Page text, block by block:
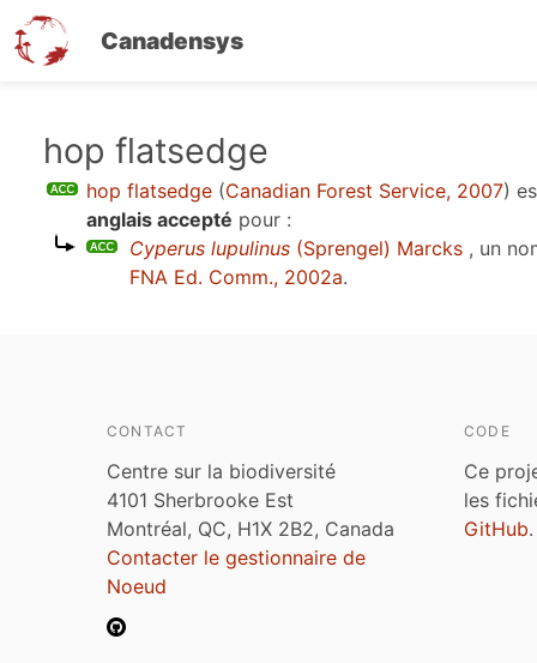
Canadensys
contenu
hop flatsedge
hop flatsedge (Canadian Forest Service, 2007)
anglais accepté pour :
Cyperus lupulinus (Sprengel) Marcks , un
FNA Ed. Comm., 2002a.
CONTACT
Centre sur la biodiversité
4101 Sherbrooke Est
Montréal, QC, H1X 2B2, Canada
Contacter le gestionnaire de
Noeud
CODE
Ce
les
GitHub.